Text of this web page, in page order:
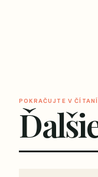
POKRAČUJTE V ČÍTANÍ